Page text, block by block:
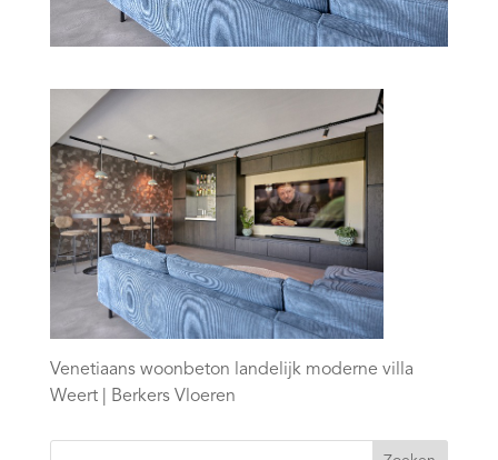
Venetiaans woonbeton landelijk moderne villa
Weert | Berkers Vloeren